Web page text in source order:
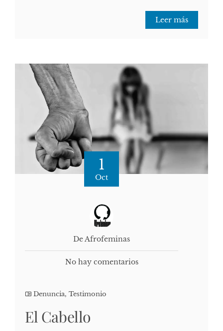
Leer más
1
Oct
De Afrofeminas
No hay comentarios
Denuncia, Testimonio
El Cabello